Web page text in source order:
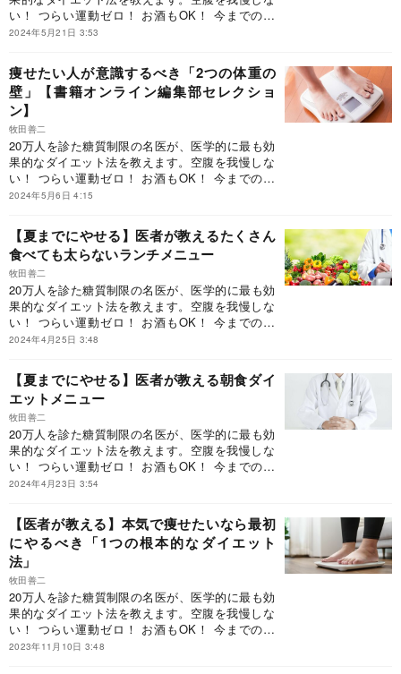
い！ つらい運動ゼロ！ お酒もOK！ 今までのダ
イエットの思い込みを覆す、しっかり食べて健康
2024年5月21日 3:53
痩せたい人が意識するべき「2つの体重の
壁」【書籍オンライン編集部セレクショ
ン】
牧田善二
20万人を診た糖質制限の名医が、医学的に最も効
果的なダイエット法を教えます。空腹を我慢しな
い！ つらい運動ゼロ！ お酒もOK！ 今までのダ
イエットの思い込みを覆す、しっかり食べて健康
2024年5月6日 4:15
【夏までにやせる】医者が教えるたくさん
食べても太らないランチメニュー
牧田善二
20万人を診た糖質制限の名医が、医学的に最も効
果的なダイエット法を教えます。空腹を我慢しな
い！ つらい運動ゼロ！ お酒もOK！ 今までのダ
イエットの思い込みを覆す、しっかり食べて健康
2024年4月25日 3:48
【夏までにやせる】医者が教える朝食ダイ
エットメニュー
牧田善二
20万人を診た糖質制限の名医が、医学的に最も効
果的なダイエット法を教えます。空腹を我慢しな
い！ つらい運動ゼロ！ お酒もOK！ 今までのダ
イエットの思い込みを覆す、しっかり食べて健康
2024年4月23日 3:54
【医者が教える】本気で痩せたいなら最初
にやるべき「1つの根本的なダイエット
法」
牧田善二
20万人を診た糖質制限の名医が、医学的に最も効
果的なダイエット法を教えます。空腹を我慢しな
い！ つらい運動ゼロ！ お酒もOK！ 今までのダ
イエットの思い込みを覆す、しっかり食べて健康
2023年11月10日 3:48